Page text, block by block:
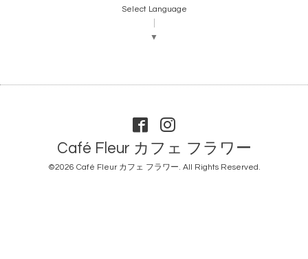
Select Language
▼
Café Fleur カフェ フラワー
©2026 Café Fleur カフェ フラワー. All Rights Reserved.